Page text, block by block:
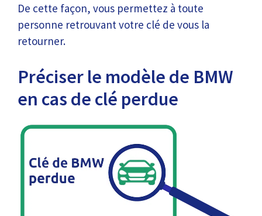
De cette façon, vous permettez à toute
personne retrouvant votre clé de vous la
retourner.
Préciser le modèle de BMW
en cas de clé perdue